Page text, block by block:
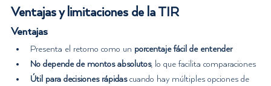
Ventajas y limitaciones de la TIR
Ventajas
Presenta el retorno como un porcentaje fácil de entender
No depende de montos absolutos, lo que facilita comparaciones
Útil para decisiones rápidas cuando hay múltiples opciones de